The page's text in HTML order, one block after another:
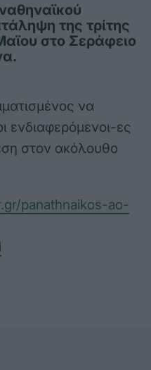
της τρίτης
στο Σεράφειο
να
ενδιαφερόμενοι-ες
στον ακόλουθο
panathnaikos-ao-